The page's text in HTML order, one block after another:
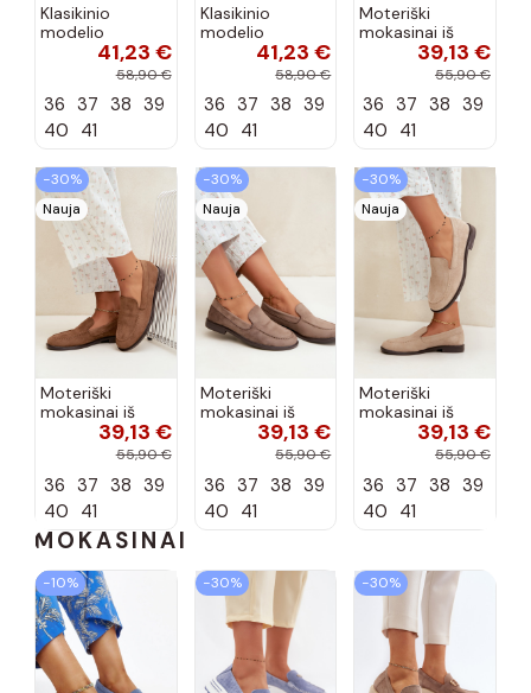
Klasikinio
modelio
aukštakulniai
šokolado
spalvos Nesha
41,23 €
58,90 €
36 37 38 39
40 41
Klasikinio
modelio
aukštakulniai
bordo spalvos
Nesha
41,23 €
58,90 €
36 37 38 39
40 41
Moteriški
mokasinai iš
dirbtinės
zomšos, bordo
39,13 €
55,90 €
36 37 38 39
40 41
−30%
Nauja
Moteriški
mokasinai iš
dirbtinės
zomšos, rudos
39,13 €
55,90 €
36 37 38 39
40 41
−30%
Nauja
Moteriški
mokasinai iš
dirbtinės
zomšos, molio
39,13 €
55,90 €
36 37 38 39
40 41
−30%
Nauja
Moteriški
mokasinai iš
dirbtinės
zomšos, smėlio
39,13 €
55,90 €
36 37 38 39
40 41
MOKASINAI
−10% −30% −30%